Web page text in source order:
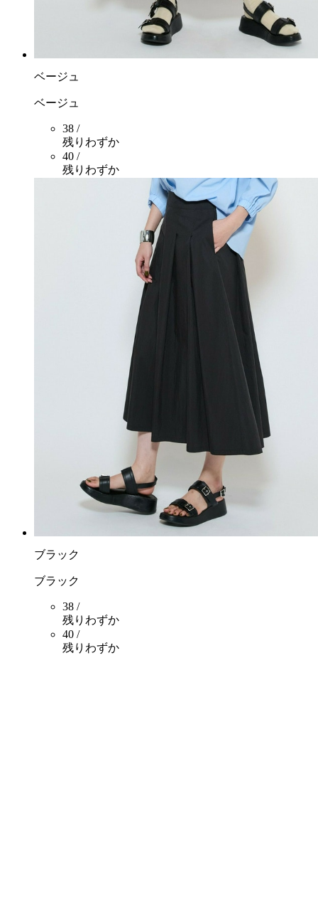
ベージュ
ベージュ
38 /
残りわずか
40 /
残りわずか
ブラック
ブラック
38 /
残りわずか
40 /
残りわずか